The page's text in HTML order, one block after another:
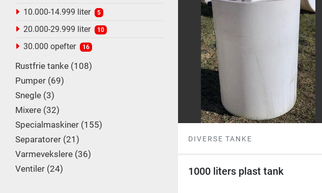
10.000-14.999 liter 5
20.000-29.999 liter 10
30.000 opefter 16
Rustfrie tanke 108
Pumper 69
Snegle 3
Mixere 32
Specialmaskiner 155
Separatorer 21
Varmevekslere 36
Ventiler 24
DIVERSE TANKE
1000 liters plast tank